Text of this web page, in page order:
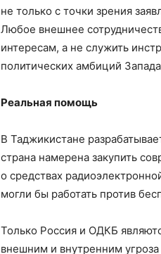
не только с точки зрения
Любое внешнее
интересам, а не служить
политических амбиций
Реальная помощь
В Таджикистане
страна намерена закупить
о средствах
могли бы работать против
Только Россия и ОДКБ
внешним и внутренним